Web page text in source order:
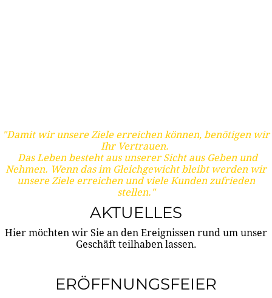
"Damit wir unsere Ziele erreichen können, benötigen wir
Ihr Vertrauen.
Das Leben besteht aus unserer Sicht aus Geben und
Nehmen. Wenn das im Gleichgewicht bleibt werden wir
unsere Ziele erreichen und viele Kunden zufrieden
stellen."
AKTUELLES
Hier möchten wir Sie an den Ereignissen rund um unser
Geschäft teilhaben lassen.
ERÖFFNUNGSFEIER